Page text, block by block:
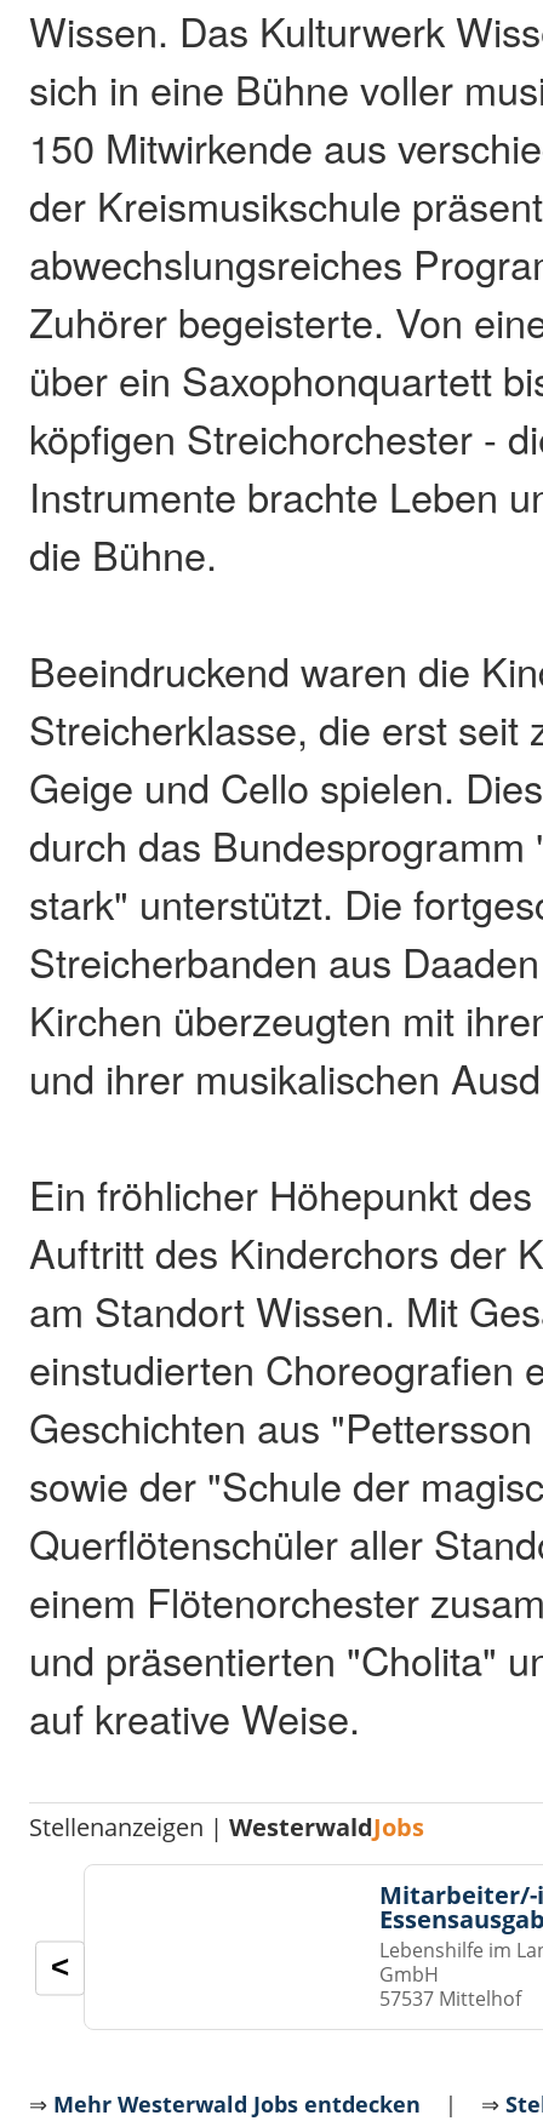
Wissen. Das Kulturwerk
sich in eine Bühne voller
150 Mitwirkende aus
der Kreismusikschule
abwechslungsreiches
Zuhörer begeisterte. Von
über ein Saxophonquartett
köpfigen Streichorchester -
Instrumente brachte Leben
die Bühne.
Beeindruckend waren die
Streicherklasse, die erst seit
Geige und Cello spielen.
durch das Bundesprogramm
stark" unterstützt. Die
Streicherbanden aus
Kirchen überzeugten mit
und ihrer musikalischen
Ein fröhlicher Höhepunkt
Auftritt des Kinderchors der
am Standort Wissen. Mit
einstudierten Choreografien
Geschichten aus
sowie der "Schule der
Querflötenschüler aller
einem Flötenorchester
und präsentierten "Cholita"
auf kreative Weise.
Stellenanzeigen |WesterwaldJobs
Lebenshilfe im
GmbH
57537 Mittelhof
<
⇒ Mehr Westerwald Jobs entdecken | ⇒